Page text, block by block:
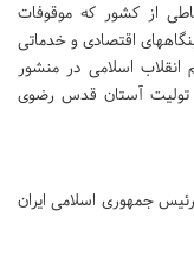
از کشور که موقوفات
اقتصادی و خدماتی
اسلامی در منشور
تولیت آستان قدس رضوی
جمهوری اسلامی ایران